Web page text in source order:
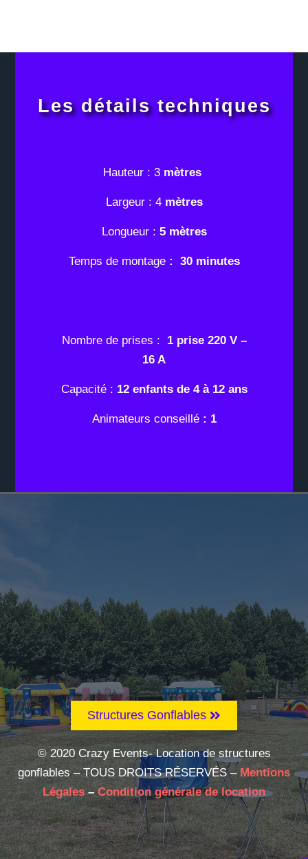
Les détails techniques
Hauteur : 3 mètres
Largeur : 4mètres
Longueur : 5 mètres
Temps de montage : 30 minutes
Nombre de prises :
1 prise 220 V –
16 A
Capacité : 12 enfants de 4 à 12 ans
Animateurs conseillé: 1
Structures Gonflables
© 2020 Crazy Events- Location de structures
gonflables – TOUS DROITS RÉSERVÉS –Mentions
Légales–Condition générale de location